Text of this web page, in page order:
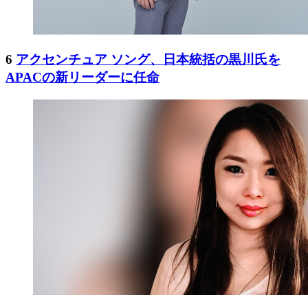
6 アクセンチュア ソング、日本統括の黒川氏を
APACの新リーダーに任命